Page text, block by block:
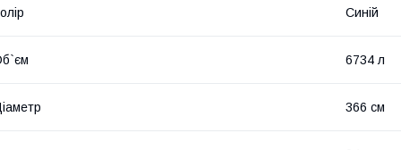
Синій
6734 л
366 см